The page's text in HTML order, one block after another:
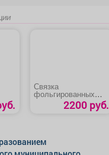
Связка
фольгированных
сердец 2200 руб.